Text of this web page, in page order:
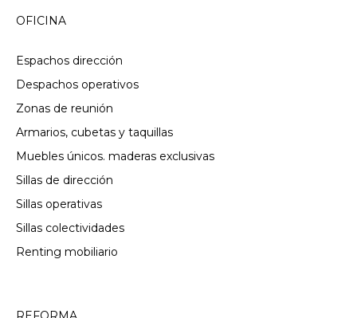
OFICINA
Espachos dirección
Despachos operativos
Zonas de reunión
Armarios, cubetas y taquillas
Muebles únicos. maderas exclusivas
Sillas de dirección
Sillas operativas
Sillas colectividades
Renting mobiliario